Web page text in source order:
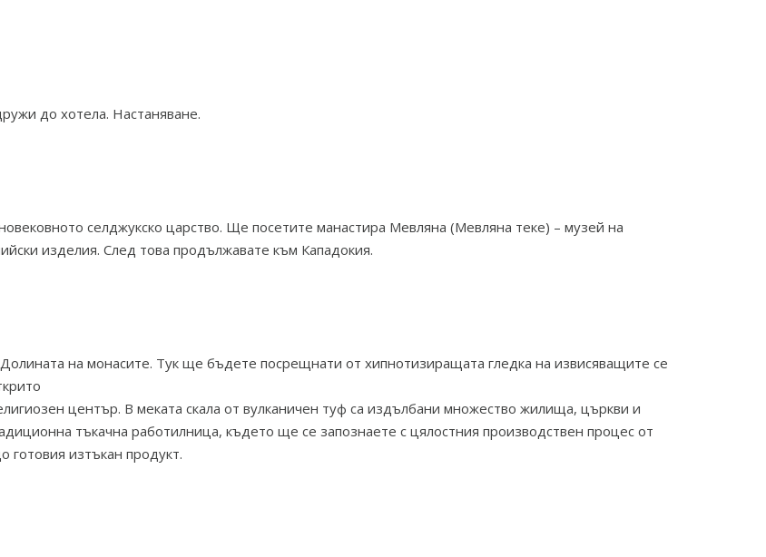
до хотела. Настаняване.
селджукско царство. Ще посетите манастира Мевляна (Мевляна теке) – музей на
изделия. След това продължавате към Кападокия.
на монасите. Тук ще бъдете посрещнати от хипнотизиращата гледка на извисяващите се
център. В меката скала от вулканичен туф са издълбани множество жилища, църкви и
тъкачна работилница, където ще се запознаете с цялостния производствен процес от
готовия изтъкан продукт.